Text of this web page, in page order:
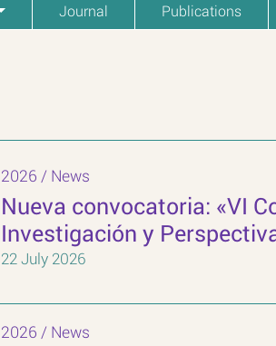
Journal Publications
2026 / News
Nueva convocatoria: «VI
Investigación y
22 July 2026
2026 / News